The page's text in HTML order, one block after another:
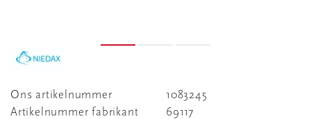
Ons artikelnummer
1083245
Artikelnummer fabrikant
69117